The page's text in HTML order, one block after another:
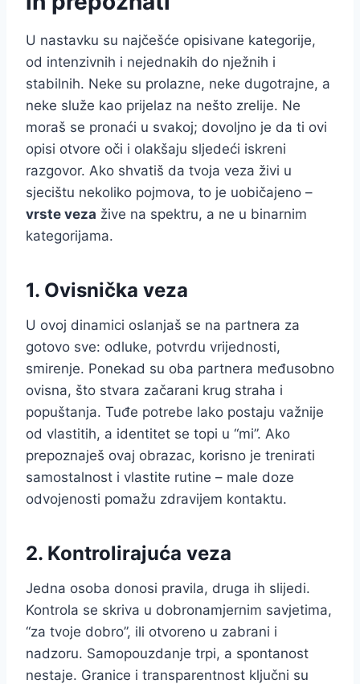
U nastavku su najčešće opisivane kategorije,
od intenzivnih i nejednakih do nježnih i
stabilnih. Neke su prolazne, neke dugotrajne, a
neke služe kao prijelaz na nešto zrelije. Ne
moraš se pronaći u svakoj; dovoljno je da ti ovi
opisi otvore oči i olakšaju sljedeći iskreni
razgovor. Ako shvatiš da tvoja veza živi u
sjecištu nekoliko pojmova, to je uobičajeno –
vrste veza žive na spektru, a ne u binarnim
kategorijama.
1. Ovisnička veza
U ovoj dinamici oslanjaš se na partnera za
gotovo sve: odluke, potvrdu vrijednosti,
smirenje. Ponekad su oba partnera međusobno
ovisna, što stvara začarani krug straha i
popuštanja. Tuđe potrebe lako postaju važnije
od vlastitih, a identitet se topi u “mi”. Ako
prepoznaješ ovaj obrazac, korisno je trenirati
samostalnost i vlastite rutine – male doze
odvojenosti pomažu zdravijem kontaktu.
2. Kontrolirajuća veza
Jedna osoba donosi pravila, druga ih slijedi.
Kontrola se skriva u dobronamjernim savjetima,
“za tvoje dobro”, ili otvoreno u zabrani i
nadzoru. Samopouzdanje trpi, a spontanost
nestaje. Granice i transparentnost ključni su